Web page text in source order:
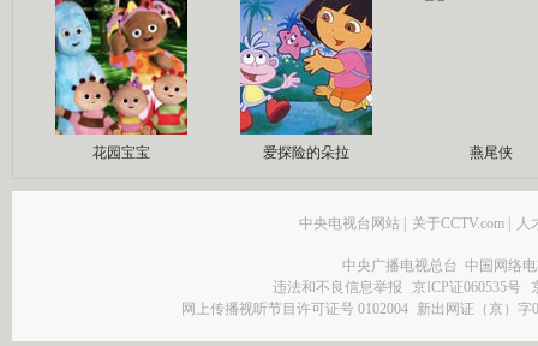
花园宝宝 爱探险的朵拉 燕尾侠
中央电视台网站 | 关于CCTV.com | 人
中央广播电视总台 中国网络
违法和不良信息举报
京ICP证060535号
网上传播视听节目许可证号 0102004 新出网证（京）